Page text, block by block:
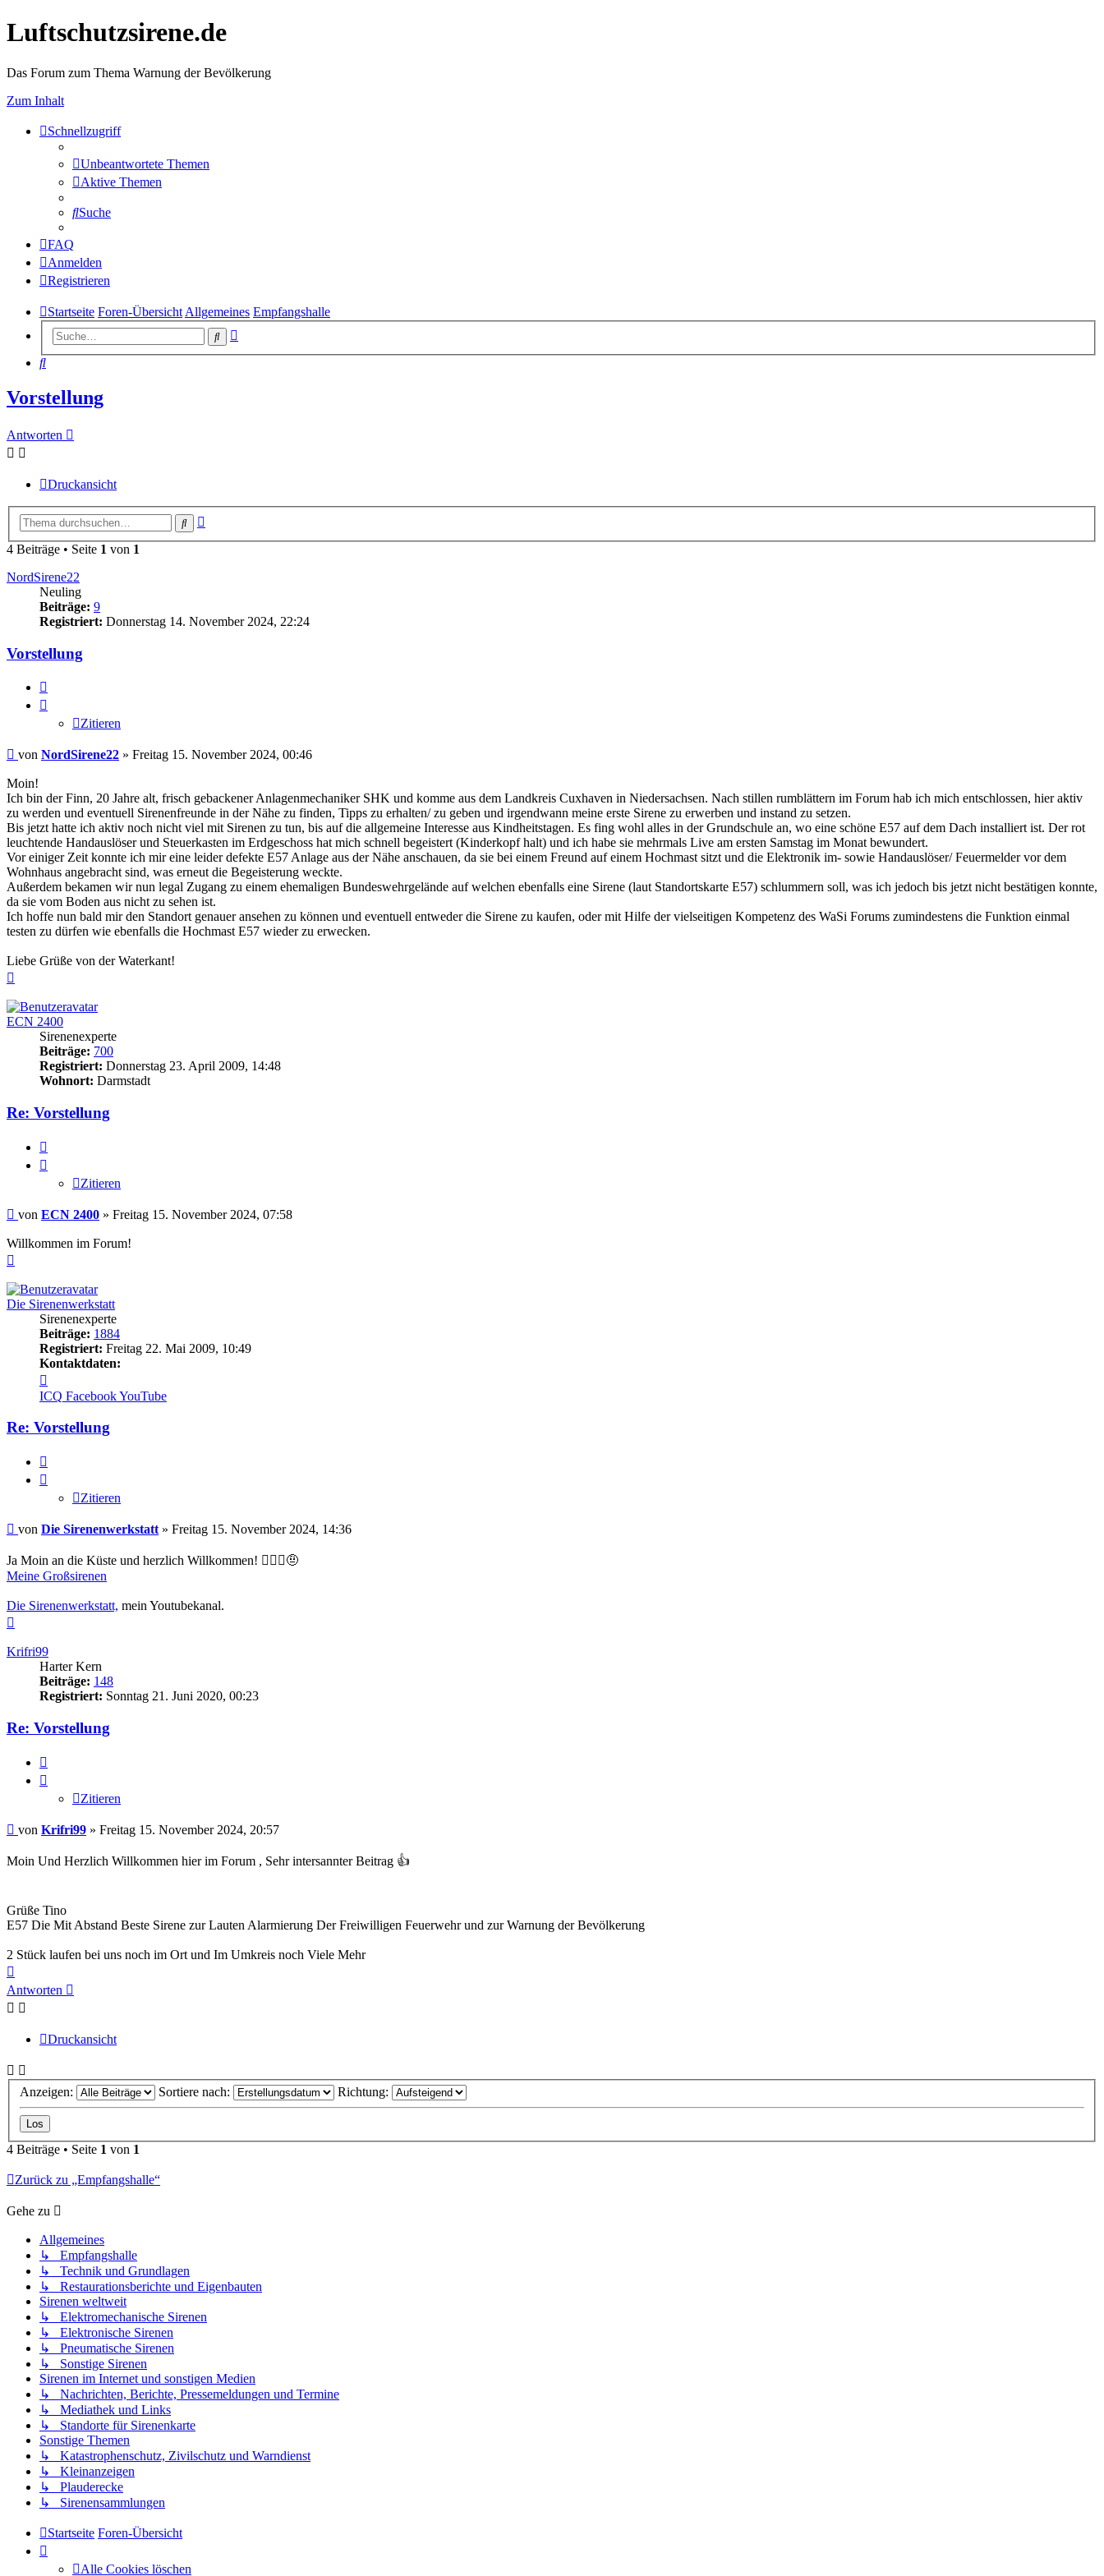
Luftschutzsirene.de
Das Forum zum Thema Warnung der Bevölkerung
Zum Inhalt
Schnellzugriff
Unbeantwortete Themen
Aktive Themen
Suche
FAQ
Anmelden
Registrieren
Startseite Foren-Übersicht Allgemeines Empfangshalle
Suche
Suche
Vorstellung
Antworten
Druckansicht
Suche
4 Beiträge • Seite 1 von 1
NordSirene22
Neuling
Beiträge: 9
Registriert: Donnerstag 14. November 2024, 22:24
Vorstellung
Zitieren
Beitrag
von NordSirene22 » Freitag 15. November 2024, 00:46
Moin!
Ich bin der Finn, 20 Jahre alt, frisch gebackener Anlagenmechaniker SHK und komme aus dem Landkreis Cuxhaven in Niedersachsen. Nach stillen rumblättern im Forum hab ich mich entschlossen, hier aktiv
zu werden und eventuell Sirenenfreunde in der Nähe zu finden, Tipps zu erhalten/ zu geben und irgendwann meine erste Sirene zu erwerben und instand zu setzen.
Bis jetzt hatte ich aktiv noch nicht viel mit Sirenen zu tun, bis auf die allgemeine Interesse aus Kindheitstagen. Es fing wohl alles in der Grundschule an, wo eine schöne E57 auf dem Dach installiert ist. Der rot
leuchtende Handauslöser und Steuerkasten im Erdgeschoss hat mich schnell begeistert (Kinderkopf halt) und ich habe sie mehrmals Live am ersten Samstag im Monat bewundert.
Vor einiger Zeit konnte ich mir eine leider defekte E57 Anlage aus der Nähe anschauen, da sie bei einem Freund auf einem Hochmast sitzt und die Elektronik im- sowie Handauslöser/ Feuermelder vor dem
Wohnhaus angebracht sind, was erneut die Begeisterung weckte.
Außerdem bekamen wir nun legal Zugang zu einem ehemaligen Bundeswehrgelände auf welchen ebenfalls eine Sirene (laut Standortskarte E57) schlummern soll, was ich jedoch bis jetzt nicht bestätigen konnte,
da sie vom Boden aus nicht zu sehen ist.
Ich hoffe nun bald mir den Standort genauer ansehen zu können und eventuell entweder die Sirene zu kaufen, oder mit Hilfe der vielseitigen Kompetenz des WaSi Forums zumindestens die Funktion einmal
testen zu dürfen wie ebenfalls die Hochmast E57 wieder zu erwecken.
Liebe Grüße von der Waterkant!
ECN 2400
Sirenenexperte
Beiträge: 700
Registriert: Donnerstag 23. April 2009, 14:48
Wohnort: Darmstadt
Re: Vorstellung
Zitieren
Beitrag
von ECN 2400 » Freitag 15. November 2024, 07:58
Willkommen im Forum!
Die Sirenenwerkstatt
Sirenenexperte
Beiträge: 1884
Registriert: Freitag 22. Mai 2009, 10:49
Kontaktdaten:
von
Die
Sirenenwerkstatt
ICQ FacebookYouTube
Re: Vorstellung
Zitieren
Beitrag
von Die Sirenenwerkstatt » Freitag 15. November 2024, 14:36
Ja Moin an die Küste und herzlich Willkommen! 🙋🏻‍♂️🤨
Meine Großsirenen
Die Sirenenwerkstatt, mein Youtubekanal.
Krifri99
Harter Kern
Beiträge: 148
Registriert: Sonntag 21. Juni 2020, 00:23
Re: Vorstellung
Zitieren
Beitrag
von Krifri99 » Freitag 15. November 2024, 20:57
Moin Und Herzlich Willkommen hier im Forum , Sehr intersannter Beitrag 👍
Grüße Tino
E57 Die Mit Abstand Beste Sirene zur Lauten Alarmierung Der Freiwilligen Feuerwehr und zur Warnung der Bevölkerung
2 Stück laufen bei uns noch im Ort und Im Umkreis noch Viele Mehr
oben
Antworten
Druckansicht
Anzeigen: Sortiere nach: Richtung:
4 Beiträge • Seite 1 von 1
Zurück zu „Empfangshalle“
Gehe zu
Allgemeines
↳ Empfangshalle
↳ Technik und Grundlagen
↳ Restaurationsberichte und Eigenbauten
Sirenen weltweit
↳ Elektromechanische Sirenen
↳ Elektronische Sirenen
↳ Pneumatische Sirenen
↳ Sonstige Sirenen
Sirenen im Internet und sonstigen Medien
↳ Nachrichten, Berichte, Pressemeldungen und Termine
↳ Mediathek und Links
↳ Standorte für Sirenenkarte
Sonstige Themen
↳ Katastrophenschutz, Zivilschutz und Warndienst
↳ Kleinanzeigen
↳ Plauderecke
↳ Sirenensammlungen
Startseite Foren-Übersicht
Alle Cookies löschen